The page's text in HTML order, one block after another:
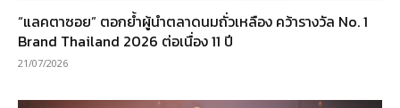
“แลคตาซอย” ตอกย้ำผู้นำตลาดนมถั่วเหลือง คว้ารางวัล No. 1
Brand Thailand 2026 ต่อเนื่อง 11 ปี
21/07/2026